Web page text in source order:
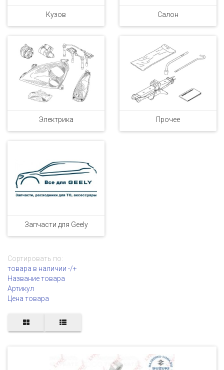
Кузов Салон
Электрика Прочее
Запчасти для Geely
Сортировать по:
товара в наличии -/+
Название товара
Артикул
Цена товара